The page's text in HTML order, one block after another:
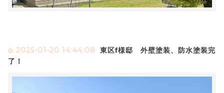
2025-01-20 14:44:08 東区f様邸 外壁塗装、防水塗装完
了！